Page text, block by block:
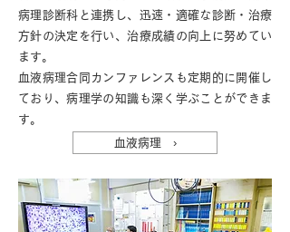
病理診断科と連携し、迅速・適確な診断・治療
方針の決定を行い、治療成績の向上に努めてい
ます。
血液病理合同カンファレンスも定期的に開催し
ており、病理学の知識も深く学ぶことができま
す。
血液病理 ›